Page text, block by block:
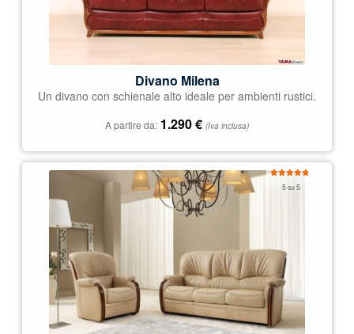
Divano Milena
Un divano con schienale alto ideale per ambienti rustici.
A partire da: 1.290€ (Iva inclusa)
5 su 5